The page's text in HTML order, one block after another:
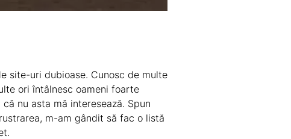
site-uri dubioase. Cunosc de multe
ori întâlnesc oameni foarte
nu asta mă interesează. Spun
m-am gândit să fac o listă